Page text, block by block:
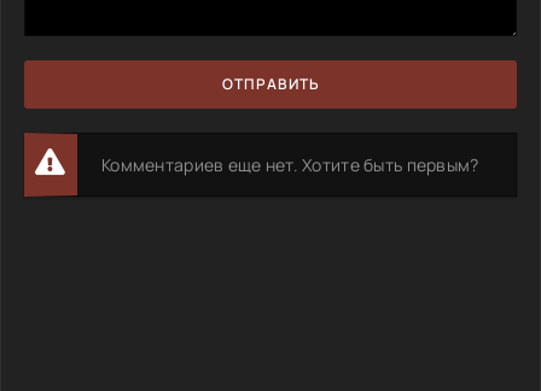
ОТПРАВИТЬ
Комментариев еще нет. Хотите быть первым?